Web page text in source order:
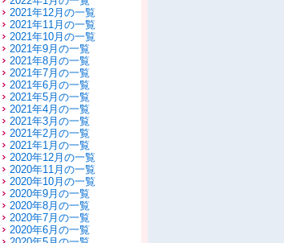
2021年12月の一覧
2021年11月の一覧
2021年10月の一覧
2021年9月の一覧
2021年8月の一覧
2021年7月の一覧
2021年6月の一覧
2021年5月の一覧
2021年4月の一覧
2021年3月の一覧
2021年2月の一覧
2021年1月の一覧
2020年12月の一覧
2020年11月の一覧
2020年10月の一覧
2020年9月の一覧
2020年8月の一覧
2020年7月の一覧
2020年6月の一覧